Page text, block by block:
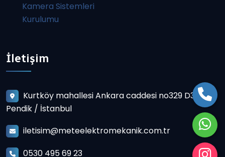
Kamera Sistemleri
Kurulumu
İletişim
Kurtköy mahallesi Ankara caddesi no329 D3
Pendik / İstanbul
iletisim@meteelektromekanik.com.tr
0530 495 69 23